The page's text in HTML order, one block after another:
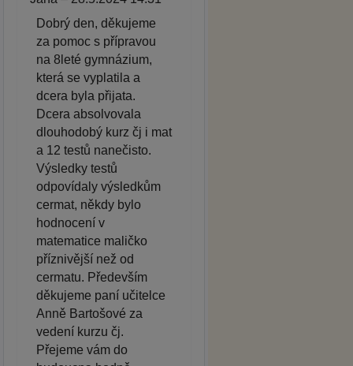
Dobrý den, děkujeme
za pomoc s přípravou
na 8leté gymnázium,
která se vyplatila a
dcera byla přijata.
Dcera absolvovala
dlouhodobý kurz čj i mat
a 12 testů nanečisto.
Výsledky testů
odpovídaly výsledkům
cermat, někdy bylo
hodnocení v
matematice maličko
příznivější než od
cermatu. Především
děkujeme paní učitelce
Anně Bartošové za
vedení kurzu čj.
Přejeme vám do